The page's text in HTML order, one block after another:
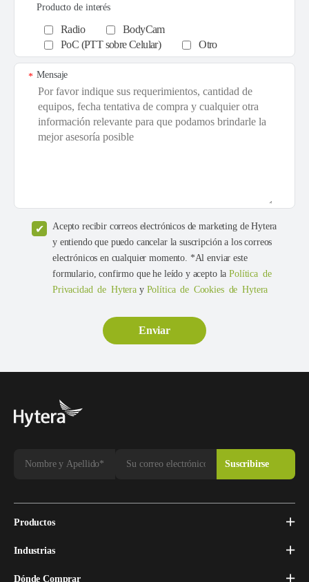
Producto de interés
Radio
BodyCam
PoC (PTT sobre Celular)
Otro
Mensaje
*
Acepto recibir correos electrónicos de marketing de Hytera
y entiendo que puedo cancelar la suscripción a los correos
electrónicos en cualquier momento. *Al enviar este
formulario, confirmo que he leído y acepto laPolítica de
Privacidad de Hytera y Política de Cookies de Hytera
Productos
Industrias
Dónde Comprar